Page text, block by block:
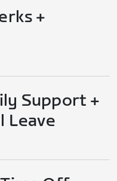
+
Support +
Leave